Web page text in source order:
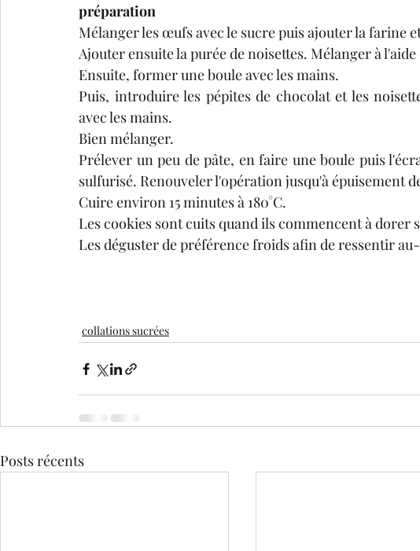
préparation
Mélanger les œufs avec le sucre puis ajouter la farine
Ajouter ensuite la purée de noisettes. Mélanger à
Ensuite, former une boule avec les mains.
Puis, introduire les pépites de chocolat et les
avec les mains.
Bien mélanger.
Prélever un peu de pâte, en faire une boule puis
sulfurisé. Renouveler l'opération jusqu'à épuisement
Cuire environ 15 minutes à 180°C.
Les cookies sont cuits quand ils commencent à dorer
Les déguster de préférence froids afin de ressentir
collations sucrées
Posts récents